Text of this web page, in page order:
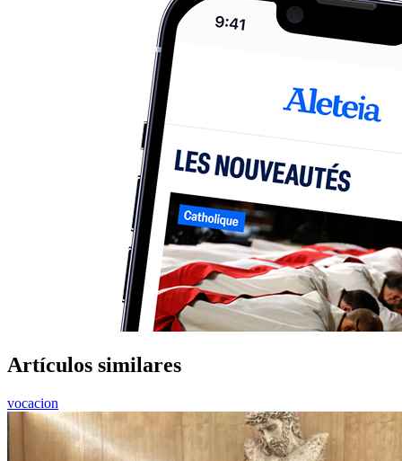
Artículos similares
vocacion